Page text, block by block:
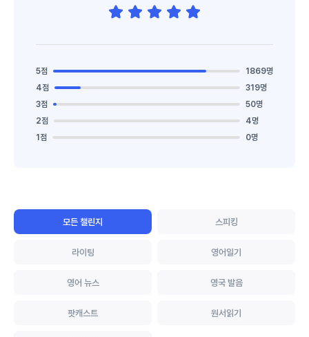
5점
1869명
4점
319명
3점
50명
2점
4명
1점
0명
모든 챌린지 스피킹
라이팅 영어일기
영어 뉴스 영국 발음
팟캐스트 원서읽기